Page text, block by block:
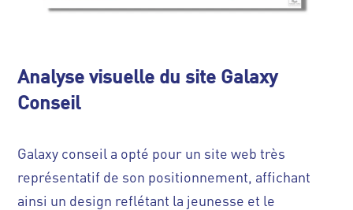
Analyse visuelle du site Galaxy
Conseil
Galaxy conseil a opté pour un site web très
représentatif de son positionnement, affichant
ainsi un design reflétant la jeunesse et le